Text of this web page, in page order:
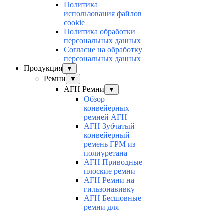
Политика
использования файлов
cookie
Политика обработки
персональных данных
Согласие на обработку
персональных данных
Продукция
▼
Ремни ▼
AFH Ремни ▼
Обзор
конвейерных
ремней AFH
AFH Зубчатый
конвейерный
ремень ГРМ из
полиуретана
AFH Приводные
плоские ремни
AFH Ремни на
гильзонавивку
AFH Бесшовные
ремни для